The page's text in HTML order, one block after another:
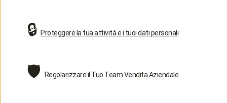
🔒Proteggere la tua attività e i tuoi dati personali
🛡️ Regolarizzare il Tuo Team Vendita Aziendale